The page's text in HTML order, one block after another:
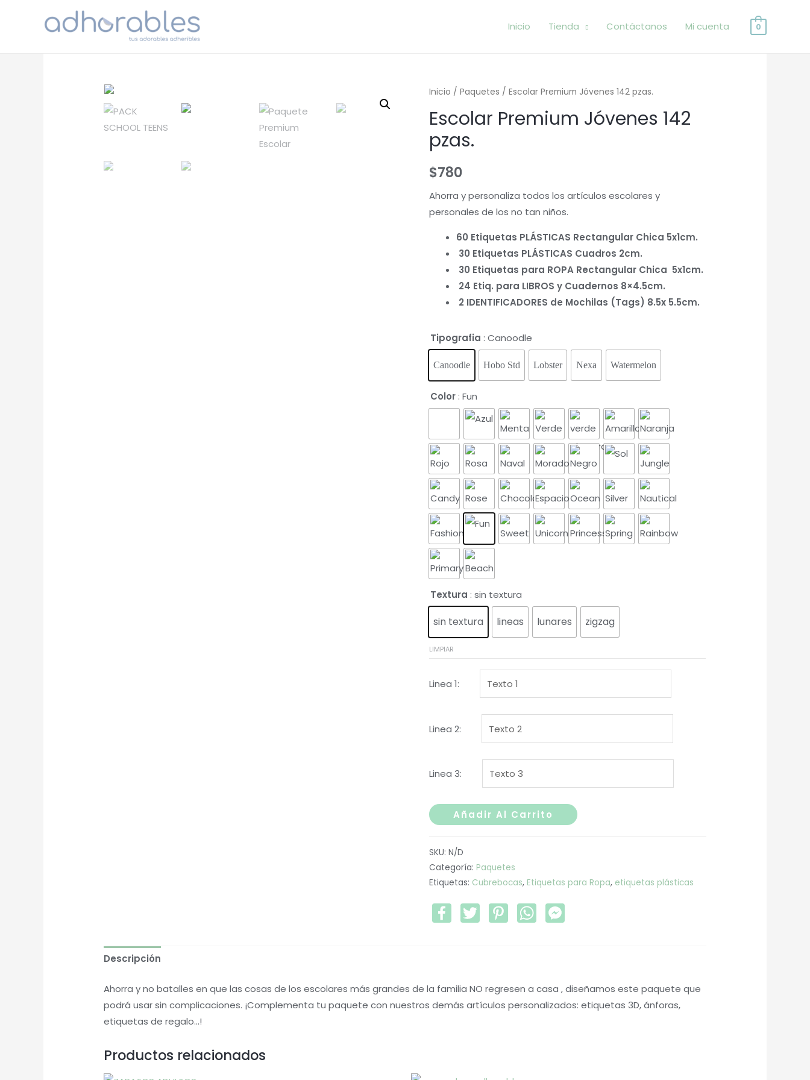
Inicio Tienda Contáctanos Mi cuenta 0
Inicio / Paquetes / Escolar Premium Jóvenes 142 pzas.
Escolar Premium Jóvenes 142
pzas.
$780
Ahorra y personaliza todos los artículos escolares y
personales de los no tan niños.
60 Etiquetas PLÁSTICAS Rectangular Chica 5x1cm.
30 Etiquetas PLÁSTICAS Cuadros 2cm.
30 Etiquetas para ROPA Rectangular Chica 5x1cm.
24 Etiq. para LIBROS y Cuadernos 8×4.5cm.
2 IDENTIFICADORES de Mochilas (Tags) 8.5x 5.5cm.
Tipografia : Canoodle
Canoodle Hobo Std Lobster Nexa Watermelon
Color : Fun
Textura : sin textura
sin textura lineas lunares zigzag
LIMPIAR
Linea 1:
Linea 2:
Linea 3:
Escolar
Premium
Jóvenes
pzas.
Añadir Al Carrito
SKU: N/D
Categoría: Paquetes
Etiquetas: Cubrebocas, Etiquetas para Ropa, etiquetas plásticas
FacebookTwitter Pinterest WhatsApp
Descripción
Ahorra y no batalles en que las cosas de los escolares más grandes de la familia NO regresen a casa , diseñamos este paquete que
podrá usar sin complicaciones. ¡Complementa tu paquete con nuestros demás artículos personalizados: etiquetas 3D, ánforas,
etiquetas de regalo…!
Productos relacionados